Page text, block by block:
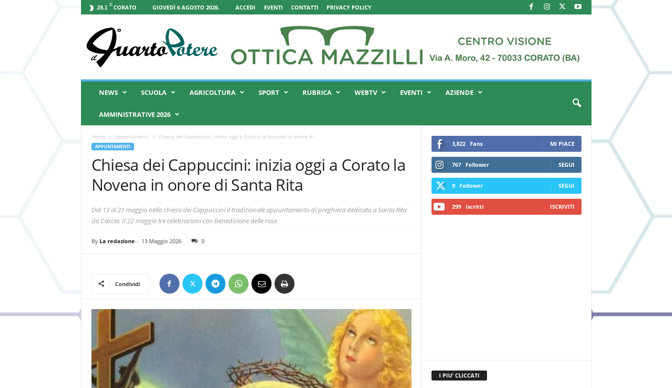
28.1 C CORATO GIOVEDÌ 6 AGOSTO 2026. ACCEDI EVENTI CONTATTI PRIVACY POLICY
Q
NEWS SCUOLA AGRICOLTURA SPORT RUBRICA WEBTV EVENTI AZIENDE
AMMINISTRATIVE 2026
Home Appuntamenti Chiesa dei Cappuccini: inizia oggi a Corato la Novena in onore di...
APPUNTAMENTI
Chiesa dei Cappuccini: inizia oggi a Corato la
Novena in onore di Santa Rita
Dal 13 al 21 maggio nella chiesa dei Cappuccini il tradizionale appuntamento di preghiera dedicato a Santa Rita
da Cascia. Il 22 maggio tre celebrazioni con benedizione delle rose
By La redazione - 13 Maggio 2026 0
Condividi
3,822 Fans MI PIACE
767 Follower SEGUI
9 Follower SEGUI
299 Iscritti ISCRIVITI
I PIU' CLICCATI